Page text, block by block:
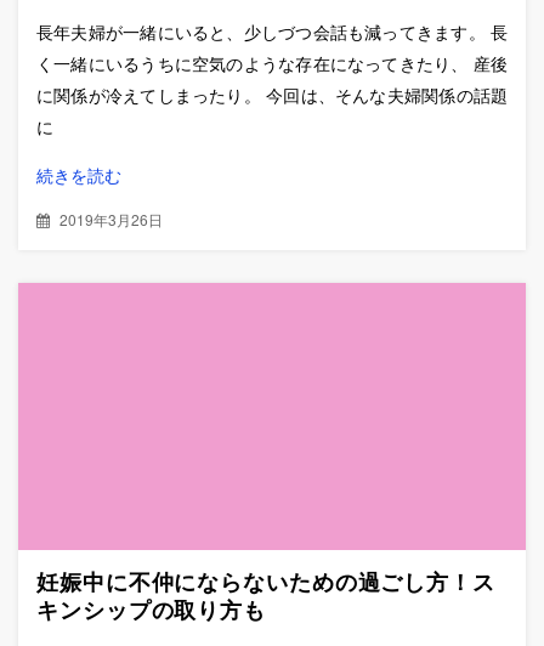
長年夫婦が一緒にいると、少しづつ会話も減ってきます。 長
く一緒にいるうちに空気のような存在になってきたり、 産後
に関係が冷えてしまったり。 今回は、そんな夫婦関係の話題
に
続きを読む
2019年3月26日
妊娠中に不仲にならないための過ごし方！ス
キンシップの取り方も